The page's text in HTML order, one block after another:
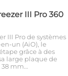
III Pro 360
III Pro de systèmes
un (AiO), le
grâce à des
large plaque de
mm…